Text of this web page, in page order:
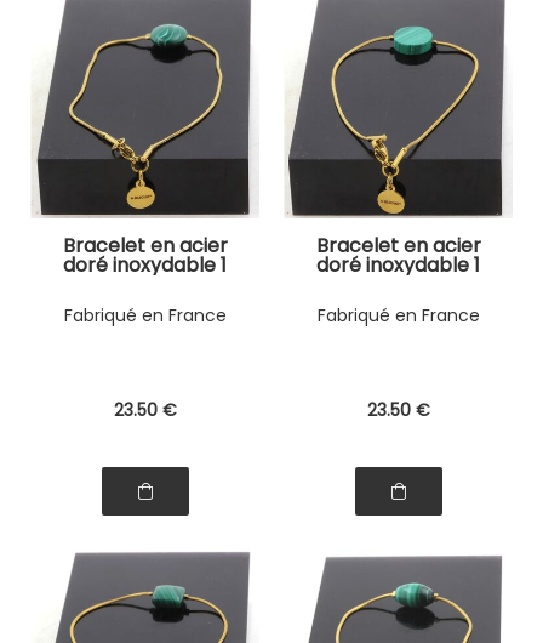
Bracelet en acier
doré inoxydable 1
Perle Malachite
ronde 12 mm.
Fabriqué en France
23.50 €
Bracelet en acier
doré inoxydable 1
Perle Malachite
rond plat 12 mm.
Fabriqué en France
23.50 €